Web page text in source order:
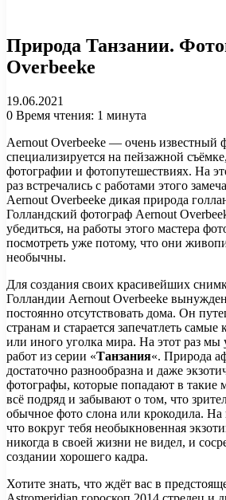
Природа Танзании.
Overbeeke
19.06.2021
0 Время чтения: 1 минута
Aernout Overbeeke — очень известный
специализируется на пейзажной
фотографии и фотопутешествиях. На
раз встречались с работами этого
Aernout Overbeeke дикая природа
Голландский фотограф Aernout
убедиться, на работы этого мастера
посмотреть уже потому, что они
необычны.
Для создания своих красивейших
Голландии Aernout Overbeeke
постоянно отсутствовать дома. Он
странам и старается запечатлеть
или иного уголка мира. На этот раз
работ из серии «Танзания«. Природа
достаточно разнообразна и даже
фотографы, которые попадают в такие
всё подряд и забывают о том, что
обычное фото слона или крокодила. На
что вокруг тебя необыкновенная
никогда в своей жизни не видел, и
создании хорошего кадра.
Хотите знать, что ждёт вас в